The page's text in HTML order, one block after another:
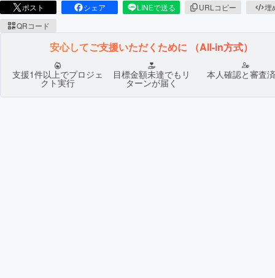
ポスト シェア LINEで送る URLコピー
埋
QRコード
安心してご支援いただくために （All-in方式）
支援1件以上でプロジェ
クト実行
目標金額未達でもリ
ターンが届く
本人確認と審査